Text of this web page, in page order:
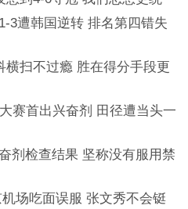
3遭韩国逆转 排名第四错失
横扫不过瘾 胜在得分手段更
赛首出兴奋剂 田径遭当头一
剂检查结果 坚称没有服用禁
场吃面误服 张文秀不会铤